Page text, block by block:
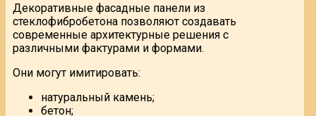
Декоративные фасадные панели из
стеклофибробетона позволяют создавать
современные архитектурные решения с
различными фактурами и формами.
Они могут имитировать:
натуральный камень;
бетон;